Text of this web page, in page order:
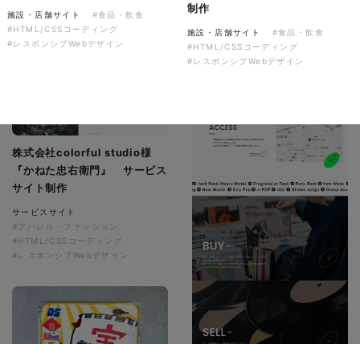
株式会社colorful studio様
『かねた忠右衛門』 サービス
サイト制作
サービスサイト
#アパレル・ファッション
#HTML/CSSコーディング
#レスポンシブWebデザイン
施設・店舗サイト
#食品・飲食
#HTML/CSSコーディング
#レスポンシブWebデザイン
制作
施設・店舗サイト
#食品・飲食
#HTML/CSSコーディング
#レスポンシブWebデザイン